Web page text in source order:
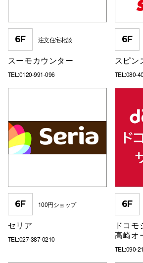
6F 注文住宅相談
スーモカウンター
TEL:0120-991-096
6F
スピン
TEL:080-
6F 100円ショップ
セリア
TEL:027-387-0210
6F
ドコ
高崎オ
TEL:090-